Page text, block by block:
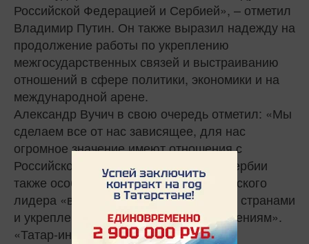
Российской Федерацией и Сербией», – отметил
Владимир Путин. Он также выразил надежду на
продолжение работы по укреплению
межгосударственных связей и выстраиванию
отношений в сфере политики, экономики и на
международной арене.
Александр Вучич в свою очередь отметил: «Мы
сделаем все от нас зависящее, для нас
огромное значение имеют отношения с
Российской Федерацией». Премьер Сербии
также особо подчеркнул вклад российского
лидера «в развитие отношений между странами
и укрепление связей по всем направлениям».
«Татар-информ»